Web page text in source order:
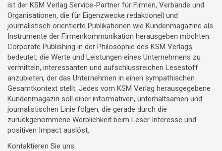
ist der KSM Verlag Service-Partner für Firmen, Verbände und
Organisationen, die für Eigenzwecke redaktionell und
journalistisch orientierte Publikationen wie Kundenmagazine als
Instrumente der Firmenkommunikation herausgeben möchten.
Corporate Publishing in der Philosophie des KSM Verlags
bedeutet, die Werte und Leistungen eines Unternehmens zu
vermitteln, interessanten und aufschlussreichen Lesestoff
anzubieten, der das Unternehmen in einen sympathischen
Gesamtkontext stellt. Jedes vom KSM Verlag herausgegebene
Kundenmagazin soll einer informativen, unterhaltsamen und
journalistischen Linie folgen, die gerade durch die
zurückgenommene Werblichkeit beim Leser Interesse und
positiven Impact auslöst.
Kontaktieren Sie uns: